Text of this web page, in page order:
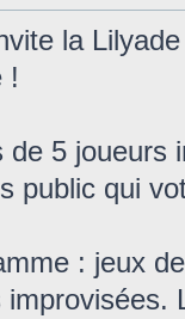
la
!
de 5 joueurs
public qui
: jeux
improvisées.